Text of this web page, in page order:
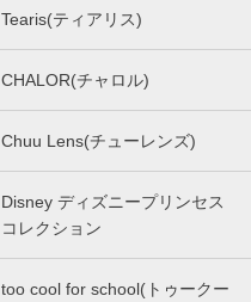
Tearis(ティアリス)
CHALOR(チャロル)
Chuu Lens(チューレンズ)
Disney ディズニープリンセス
コレクション
too cool for school(トゥークー